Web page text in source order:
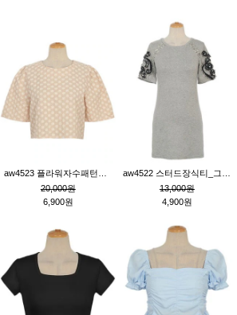
20,000원
6,900원
13,000원
4,900원